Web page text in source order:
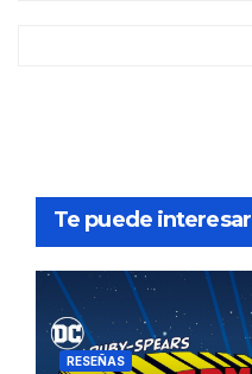
Te puede interesar
RESEÑAS